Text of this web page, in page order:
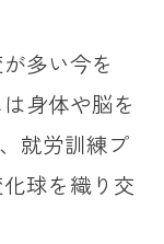
多い今を
身体や脳を
就労訓練プ
球を織り交